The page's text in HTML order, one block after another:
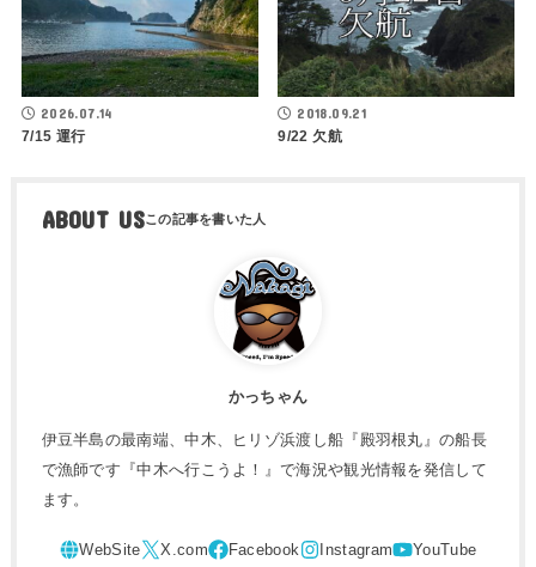
2026.07.14
7/15 運行
2018.09.21
9/22 欠航
ABOUT US
かっちゃん
伊豆半島の最南端、中木、ヒリゾ浜渡し船『殿羽根丸』の船長
で漁師です『中木へ行こうよ！』で海況や観光情報を発信して
ます。